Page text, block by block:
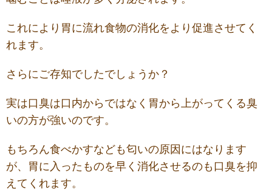
これにより胃に流れ食物の消化をより促進させてく
れます。
さらにご存知でしたでしょうか？
実は口臭は口内からではなく胃から上がってくる臭
いの方が強いのです。
もちろん食べかすなども匂いの原因にはなります
が、胃に入ったものを早く消化させるのも口臭を抑
えてくれます。